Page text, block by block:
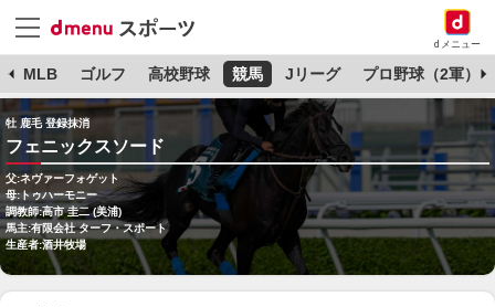
dメニュー
MLB ゴルフ 高校野球 競馬 Jリーグ プロ野球（2軍）
牡 鹿毛 登録抹消
フェニックスソード
父:ネヴァーフォゲット
母:トゥハーモニー
調教師:高市 圭二 (美浦)
馬主:有限会社 ターフ・スポート
生産者:酒井牧場